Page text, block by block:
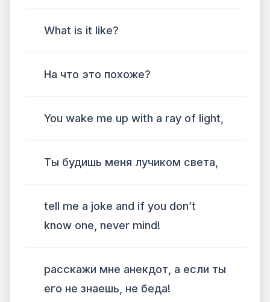
What is it like?
На что это похоже?
You wake me up with a ray of light,
Ты будишь меня лучиком света,
tell me a joke and if you don’t
know one, never mind!
расскажи мне анекдот, а если ты
его не знаешь, не беда!